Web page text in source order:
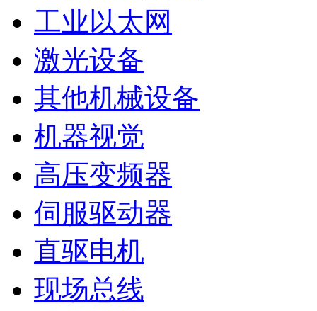
工业以太网
激光设备
其他机械设备
机器视觉
高压变频器
伺服驱动器
直驱电机
现场总线